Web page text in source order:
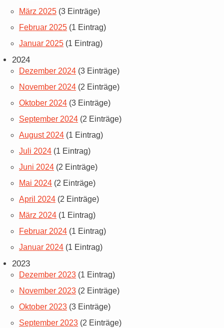
März 2025 (3 Einträge)
Februar 2025 (1 Eintrag)
Januar 2025 (1 Eintrag)
2024
Dezember 2024 (3 Einträge)
November 2024 (2 Einträge)
Oktober 2024 (3 Einträge)
September 2024 (2 Einträge)
August 2024 (1 Eintrag)
Juli 2024 (1 Eintrag)
Juni 2024 (2 Einträge)
Mai 2024 (2 Einträge)
April 2024 (2 Einträge)
März 2024 (1 Eintrag)
Februar 2024 (1 Eintrag)
Januar 2024 (1 Eintrag)
2023
Dezember 2023 (1 Eintrag)
November 2023 (2 Einträge)
Oktober 2023 (3 Einträge)
September 2023 (2 Einträge)